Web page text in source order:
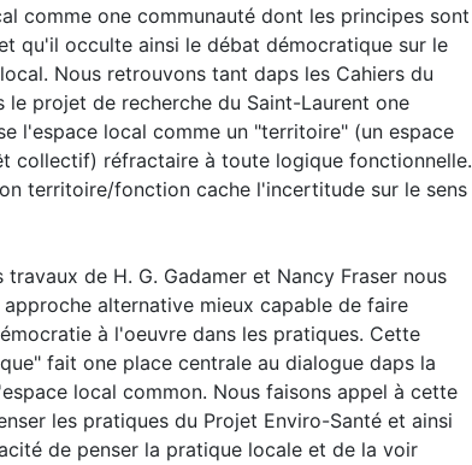
comme one communauté dont les principes sont
qu'il occulte ainsi le débat démocratique sur le
Nous retrouvons tant daps les Cahiers du
le projet de recherche du Saint-Laurent one
l'espace local comme un "territoire" (un espace
collectif) réfractaire à toute logique fonctionnelle.
territoire/fonction cache l'incertitude sur le sens
travaux de H. G. Gadamer et Nancy Fraser nous
alternative mieux capable de faire
à l'oeuvre dans les pratiques. Cette
fait one place centrale au dialogue daps la
local common. Nous faisons appel à cette
les pratiques du Projet Enviro-Santé et ainsi
de penser la pratique locale et de la voir